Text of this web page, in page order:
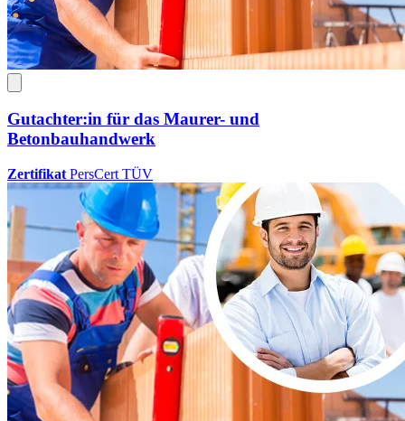
Gutachter:in für das Maurer- und
Betonbauhandwerk
Zertifikat PersCert TÜV